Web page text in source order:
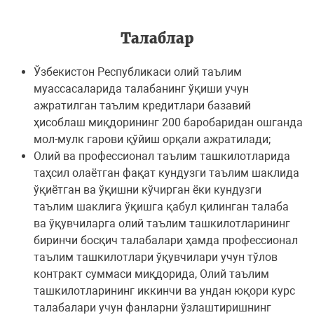
Талаблар
Ўзбекистон Республикаси олий таълим
муассасаларида талабанинг ўқиши учун
ажратилган таълим кредитлари базавий
ҳисоблаш миқдорининг 200 баробаридан ошганда
мол-мулк гарови қўйиш орқали ажратилади;
Олий ва профессионал таълим ташкилотларида
таҳсил олаётган фақат кундузги таълим шаклида
ўқиётган ва ўқишни кўчирган ёки кундузги
таълим шаклига ўқишга қабул қилинган талаба
ва ўқувчиларга олий таълим ташкилотларининг
биринчи босқич талабалари ҳамда профессионал
таълим ташкилотлари ўқувчилари учун тўлов
контракт суммаси миқдорида, Олий таълим
ташкилотларининг иккинчи ва ундан юқори курс
талабалари учун фанларни ўзлаштиришнинг